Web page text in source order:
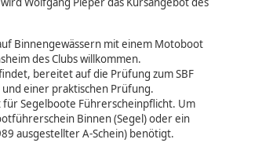
Binnengewässern mit einem Motoboot
des Clubs willkommen.
bereitet auf die Prüfung zum SBF
einer praktischen Prüfung.
Segelboote Führerscheinpflicht. Um
Binnen (Segel) oder ein
ausgestellter A-Schein) benötigt.